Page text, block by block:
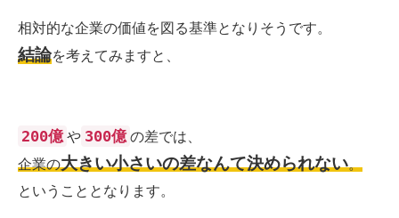
相対的な企業の価値を図る基準となりそうです。
結論を考えてみますと、
200億 や 300億 の差では、
企業の大きい小さいの差なんて決められない。
ということとなります。